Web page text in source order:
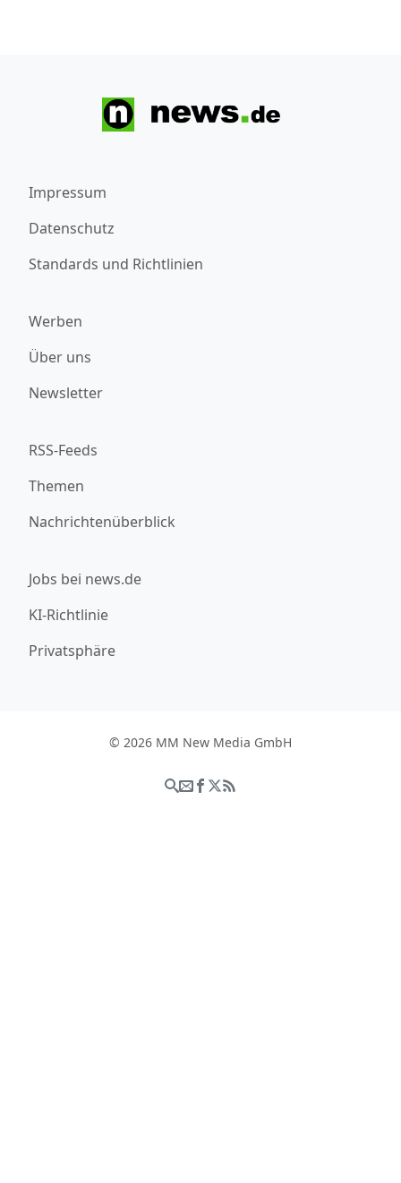
Impressum
Datenschutz
Standards und Richtlinien
Werben
Über uns
Newsletter
RSS-Feeds
Themen
Nachrichtenüberblick
Jobs bei news.de
KI-Richtlinie
Privatsphäre
© 2026 MM New Media GmbH